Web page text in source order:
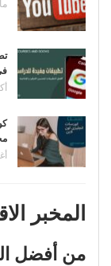
المخبر
من أفضل